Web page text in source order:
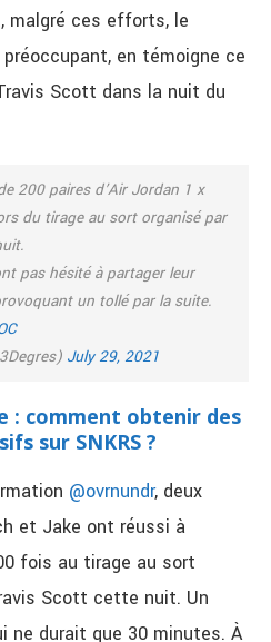
malgré ces efforts, le
en témoigne ce
Scott dans la nuit du
200 paires d’Air Jordan 1 x
du tirage au sort organisé par
pas hésité à partager leur
un tollé par la suite.
July 29, 2021
: comment obtenir des
sur SNKRS ?
@ovrnundr, deux
et Jake ont réussi à
fois au tirage au sort
Scott cette nuit. Un
ne durait que 30 minutes. À